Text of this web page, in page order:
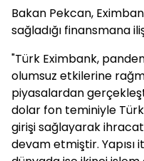
Bakan Pekcan,
sağladığı finansmana
"Türk Eximbank,
olumsuz etkilerine
piyasalardan
dolar fon teminiyle
girişi sağlayarak
devam etmiştir. Yapısı